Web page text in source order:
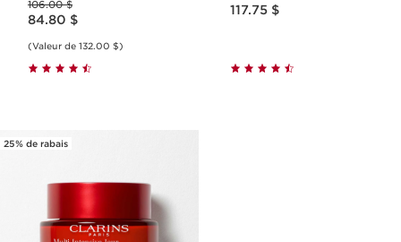
106.00 $
Nouveau prix 84.80 $
84.80 $
(Valeur de 132.00 $)
117.75 $
25% de rabais